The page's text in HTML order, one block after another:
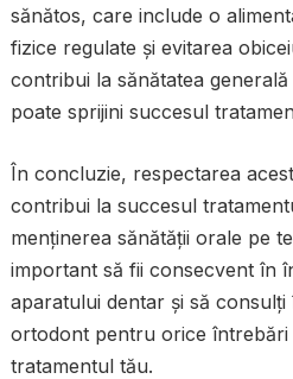
sănătos, care include o
fizice regulate și evitarea
contribui la sănătatea
poate sprijini succesul
În concluzie, respectarea
contribui la succesul
menținerea sănătății orale pe
important să fii consecvent în
aparatului dentar și să
ortodont pentru orice întrebări
tratamentul tău.